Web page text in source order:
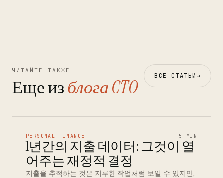
ЧИТАЙТЕ ТАКЖЕ
Еще изблога CTO ВСЕ СТАТЬИ→
PERSONAL FINANCE 5 MIN
1년간의 지출 데이터: 그것이 열
어주는 재정적 결정
지출을 추적하는 것은 지루한 작업처럼 보일 수 있지만,